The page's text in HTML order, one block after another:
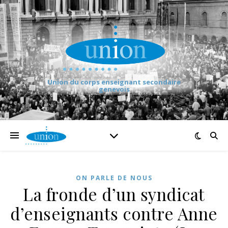
Union du corps enseignant secondaire
genevois
ON PARLE DE NOUS
La fronde d’un syndicat
d’enseignants contre Anne